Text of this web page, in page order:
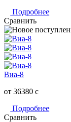
Подробнее
Сравнить
Виа-8
от 36380 c
Подробнее
Сравнить